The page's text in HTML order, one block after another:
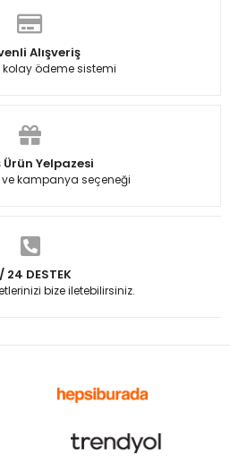
Alışveriş
kolay ödeme sistemi
Ürün Yelpazesi
ve kampanya seçeneği
24 DESTEK
bize iletebilirsiniz.